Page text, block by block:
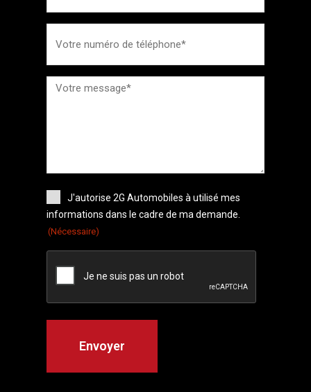
J'autorise 2G Automobiles à utilisé mes
informations dans le cadre de ma demande.
(Nécessaire)